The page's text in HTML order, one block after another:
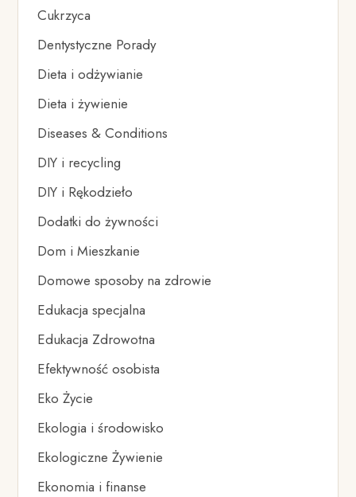
Cukrzyca
Dentystyczne Porady
Dieta i odżywianie
Dieta i żywienie
Diseases & Conditions
DIY i recycling
DIY i Rękodzieło
Dodatki do żywności
Dom i Mieszkanie
Domowe sposoby na zdrowie
Edukacja specjalna
Edukacja Zdrowotna
Efektywność osobista
Eko Życie
Ekologia i środowisko
Ekologiczne Żywienie
Ekonomia i finanse